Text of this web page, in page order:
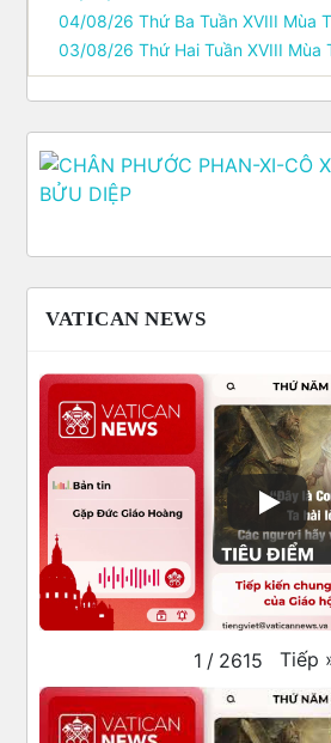
04/08/26 Thứ Ba Tuần XVIII Mùa
03/08/26 Thứ Hai Tuần XVIII Mùa
VATICAN NEWS
1 / 2615 Tiếp